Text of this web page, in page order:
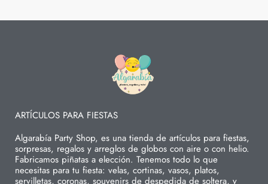
ARTÍCULOS PARA FIESTAS
Algarabía Party Shop, es una tienda de artículos para fiestas,
sorpresas, regalos y arreglos de globos con aire o con helio.
Fabricamos piñatas a elección. Tenemos todo lo que
necesitas para tu fiesta: velas, cortinas, vasos, platos,
servilletas, coronas, souvenirs de despedida de soltera, y